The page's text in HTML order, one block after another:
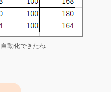
動化できたね